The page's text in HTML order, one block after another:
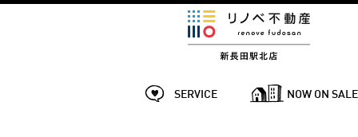
SERVICE NOW ON SALE